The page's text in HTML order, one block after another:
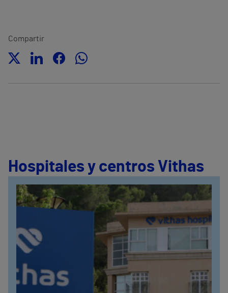
Compartir
Hospitales y centros Vithas